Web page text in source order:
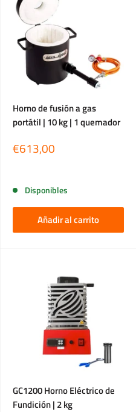
Horno de fusión a gas
portátil | 10 kg | 1 quemador
Precio
de
€613,00
Disponibles
Añadir al carrito
GC1200 Horno Eléctrico de
Fundición | 2 kg